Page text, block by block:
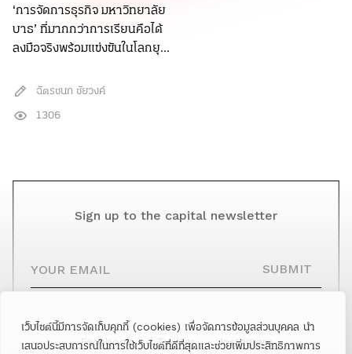
เว็บไซต์นี้มีการจัดเก็บคุกกี้ (cookies) เพื่อจัดการข้อมูลส่วนบุคคล นำ
เสนอประสบการณ์ในการใช้เว็บไซต์ที่ดีที่สุดและช่วยเพิ่มประสิทธิภาพการ
‘การจัดการธุรกิจ มหาวิทยาลัย
บาธ’ ที่มากกว่าการเรียนคือได้
ลงมือจริงพร้อมแข่งขันในโลกยุ...
ฉัตรชนก ชัยวงค์
1306
Sign up to the capital newsletter
SUBMIT
Facebook Twitter Instagram